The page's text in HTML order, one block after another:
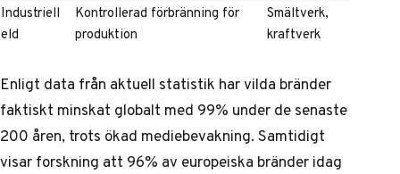
Industriell
eld
Kontrollerad förbränning för
produktion
Smältverk,
kraftverk
Enligt data från aktuell statistik har vilda bränder
faktiskt minskat globalt med 99% under de senaste
200 åren, trots ökad mediebevakning. Samtidigt
visar forskning att 96% av europeiska bränder idag